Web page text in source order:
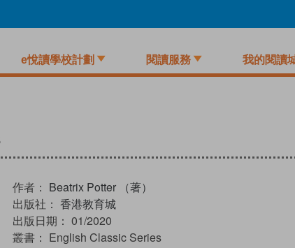
e悅讀學校計劃 閱讀服務 我的閱讀
作者： Beatrix Potter （著）
出版社： 香港教育城
出版日期： 01/2020
叢書： English Classic Series